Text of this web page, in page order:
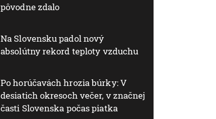
pôvodne zdalo
Na Slovensku padol nový
absolútny rekord teploty vzduchu
Po horúčavách hrozia búrky: V
desiatich okresoch večer, v značnej
časti Slovenska počas piatka